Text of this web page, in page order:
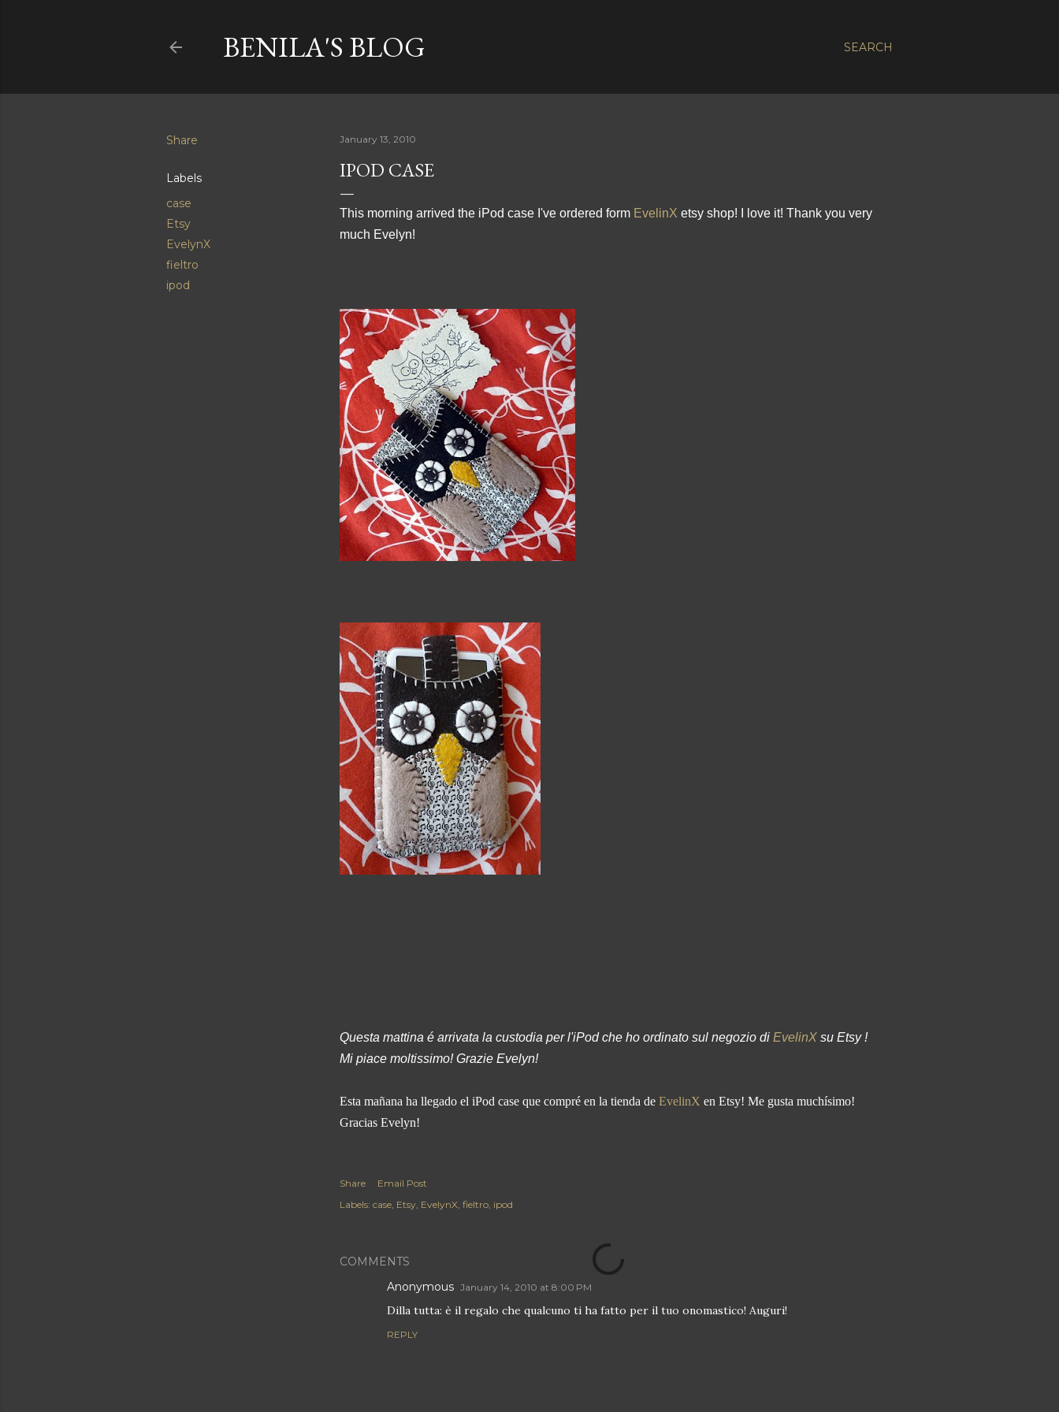
SEARCH
BENILA'S BLOG
Share
Labels
case
Etsy
EvelynX
fieltro
ipod
January 13, 2010
IPOD CASE
This morning arrived the iPod case I've ordered form EvelinX etsy shop! I love it! Thank you very
much Evelyn!
Questa mattina é arrivata la custodia per l'iPod che ho ordinato sul negozio di EvelinX su Etsy !
Mi piace moltissimo! Grazie Evelyn!
Esta mañana ha llegado el iPod case que compré en la tienda de EvelinX en Etsy! Me gusta muchísimo!
Gracias Evelyn!
Share
Email Post
Labels: case Etsy EvelynX fieltro ipod
COMMENTS
Anonymous January 14, 2010 at 8:00 PM
Dilla tutta: è il regalo che qualcuno ti ha fatto per il tuo onomastico! Auguri!
REPLY